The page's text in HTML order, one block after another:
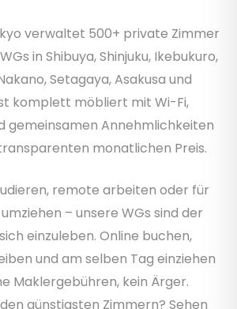
verwaltet 500+ private Zimmer
in Shibuya, Shinjuku, Ikebukuro,
Setagaya, Asakusa und
komplett möbliert mit Wi-Fi,
gemeinsamen Annehmlichkeiten
monatlichen Preis.
remote arbeiten oder für
– unsere WGs sind der
einzuleben. Online buchen,
und am selben Tag einziehen
Maklergebühren, kein Ärger.
günstigsten Zimmern? Sehen